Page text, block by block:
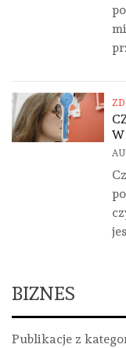
W
BIZNES
Publikacje z